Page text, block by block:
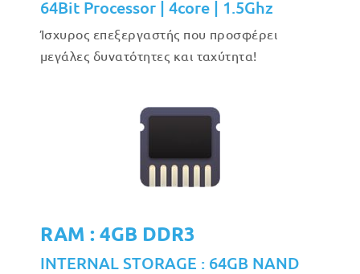
64Bit Processor | 4core | 1.5Ghz
Ίσχυρος επεξεργαστής που προσφέρει
μεγάλες δυνατότητες και ταχύτητα!
RAM : 4GB DDR3
INTERNAL STORAGE : 64GB NAND